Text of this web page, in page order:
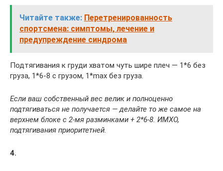
Читайте также: Перетренированность
спортсмена: симптомы, лечение и
предупреждение синдрома
Подтягивания к груди хватом чуть шире плеч — 1*6 без
груза, 1*6-8 с грузом, 1*max без груза.
Если ваш собственный вес велик и полноценно
подтягиваться не получается — делайте то же самое на
верхнем блоке с 2-мя разминками + 2*6-8. ИМХО,
подтягивания приоритетней.
4.